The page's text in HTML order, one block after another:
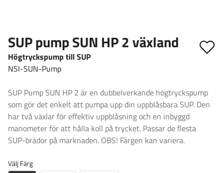
SUP pump SUN HP 2 växland
Högtryckspump till SUP
NSI-SUN-Pump
SUP Pump SUN HP 2 är en dubbelverkande högtryckspump
som gör det enkelt att pumpa upp din uppblåsbara SUP. Den
har två växlar för effektiv uppblåsning och en inbyggd
manometer för att hålla koll på trycket. Passar de flesta
SUP-brädor på marknaden. OBS! Färgen kan variera.
Välj Färg